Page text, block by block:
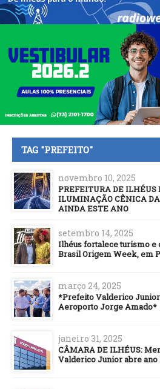
TAG "PREFEITO"
novembro 10, 2025
PREFEITURA DE ILHÉUS
ILUMINAÇÃO CÊNICA
AINDA ESTE ANO
setembro 14, 2025
Ilhéus fortalece turismo e
Brasil Origem Week, em
março 24, 2025
*Prefeito Valderico
Aeroporto Jorge Amado*
janeiro 31, 2025
CÂMARA DE ILHÉUS:
Valderico Junior abre